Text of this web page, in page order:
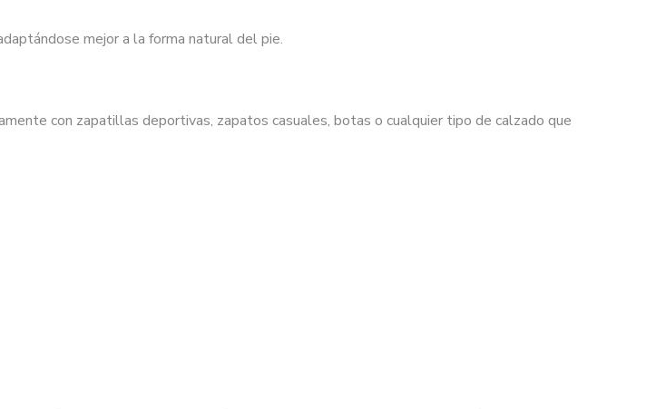
mejor a la forma natural del pie.
con zapatillas deportivas, zapatos casuales, botas o cualquier tipo de calzado que